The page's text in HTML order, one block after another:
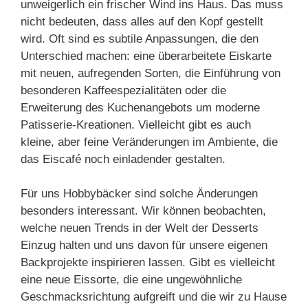
unweigerlich ein frischer Wind ins Haus. Das muss
nicht bedeuten, dass alles auf den Kopf gestellt
wird. Oft sind es subtile Anpassungen, die den
Unterschied machen: eine überarbeitete Eiskarte
mit neuen, aufregenden Sorten, die Einführung von
besonderen Kaffeespezialitäten oder die
Erweiterung des Kuchenangebots um moderne
Patisserie-Kreationen. Vielleicht gibt es auch
kleine, aber feine Veränderungen im Ambiente, die
das Eiscafé noch einladender gestalten.
Für uns Hobbybäcker sind solche Änderungen
besonders interessant. Wir können beobachten,
welche neuen Trends in der Welt der Desserts
Einzug halten und uns davon für unsere eigenen
Backprojekte inspirieren lassen. Gibt es vielleicht
eine neue Eissorte, die eine ungewöhnliche
Geschmacksrichtung aufgreift und die wir zu Hause